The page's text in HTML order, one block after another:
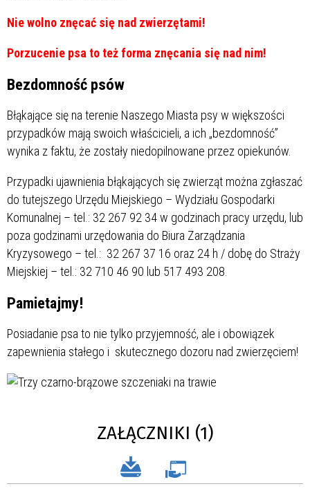
Nie wolno znęcać się nad zwierzętami!
Porzucenie psa to też forma znęcania się nad nim!
Bezdomność psów
Błąkające się na terenie Naszego Miasta psy w większości
przypadków mają swoich właścicieli, a ich „bezdomność”
wynika z faktu, że zostały niedopilnowane przez opiekunów.
Przypadki ujawnienia błąkających się zwierząt można zgłaszać
do tutejszego Urzędu Miejskiego – Wydziału Gospodarki
Komunalnej – tel.: 32 267 92 34 w godzinach pracy urzędu, lub
poza godzinami urzędowania do Biura Zarządzania
Kryzysowego – tel.: 32 267 37 16 oraz 24 h / dobę do Straży
Miejskiej – tel.: 32 710 46 90 lub 517 493 208.
Pamietajmy!
Posiadanie psa to nie tylko przyjemność, ale i obowiązek
zapewnienia stałego i skutecznego dozoru nad zwierzęciem!
ZAŁĄCZNIKI (1)